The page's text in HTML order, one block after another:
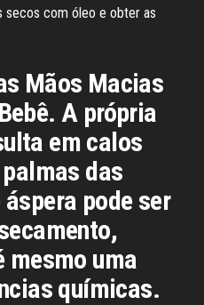
secos com óleo e obter as
Mãos Macias
A própria
em calos
das
pode ser
mesmo uma
químicas.